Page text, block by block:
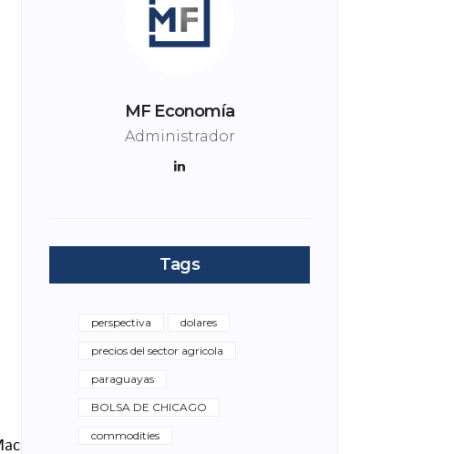
MF Economía
Administrador
Tags
perspectiva dolares
precios del sector agricola
paraguayas
BOLSA DE CHICAGO
commodities